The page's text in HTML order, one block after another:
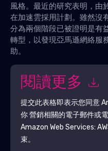
風格。最近的研究表明，由
在加速雲採用計劃。雖然沒
分為兩個階段已被證明是有
轉型，以發現亞馬遜網絡服
助。
閱讀更多
提交此表格即表示您同意
你 營銷相關的電子郵件或
Amazon Web Services:
束。